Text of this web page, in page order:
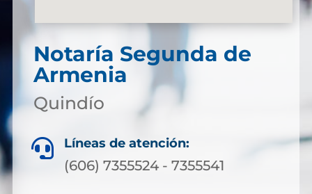
Notaría Segunda de
Armenia
Quindío
 Líneas de atención:
(606) 7355524 - 7355541